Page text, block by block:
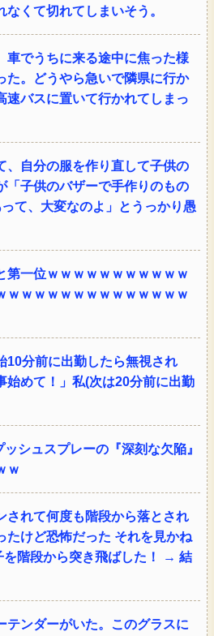
くて切れてしまいそう。
車でうちに来る途中に焦った様
た。どうやら急いで隣県に行か
速バスに置いて行かれてしまっ
、自分の服を作り直して子供の
「子供のバザーで手作りのもの
て、大変なのよ」とうっかり愚
第一位ｗｗｗｗｗｗｗｗｗｗｗ
ｗｗｗｗｗｗｗｗｗｗｗｗｗｗ
10分前に出勤したら無視され
始めて！」私(次は20分前に出勤
ッシュスプレーの『深刻な欠陥』
ｗ
されて何度も階段から落とされ
たけど恐怖だった それを見かね
を階段から突き飛ばした！ → 結
テンダーがいた。このグラスに